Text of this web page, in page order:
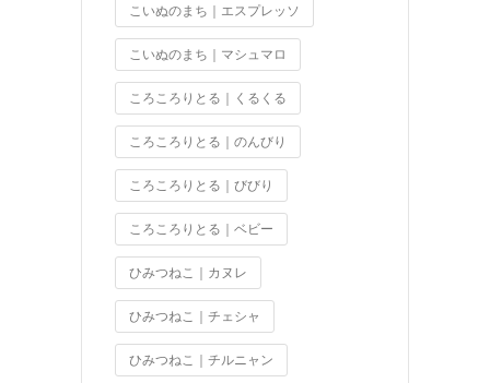
こいぬのまち｜エスプレッソ
こいぬのまち｜マシュマロ
ころころりとる｜くるくる
ころころりとる｜のんびり
ころころりとる｜びびり
ころころりとる｜ベビー
ひみつねこ｜カヌレ
ひみつねこ｜チェシャ
ひみつねこ｜チルニャン